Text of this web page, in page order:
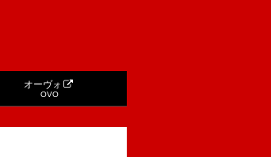
オーヴォ
OVO